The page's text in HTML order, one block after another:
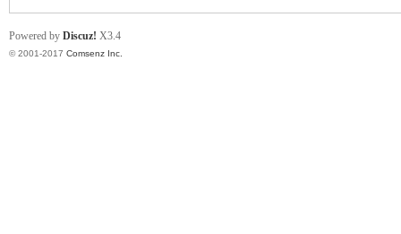
Powered by Discuz! X3.4
© 2001-2017 Comsenz Inc.